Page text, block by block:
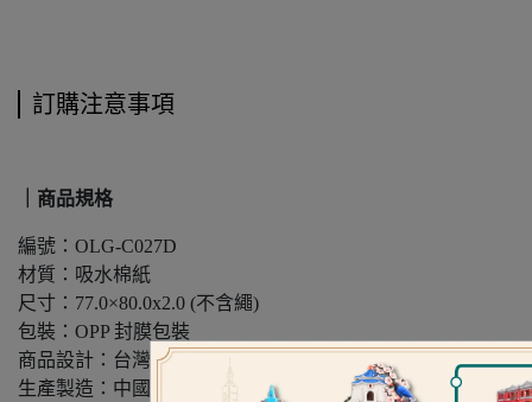
訂購注意事項
｜商品規格
編號：OLG-C027D
材質：吸水棉紙
尺寸：77.0×80.0x2.0 (不含繩)
包裝：OPP 封膜包裝
商品設計：台灣（昂里原創設計）
生產製造：中國